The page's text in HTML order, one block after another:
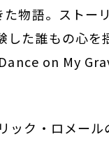
物語。ストー
した誰もの心を
on My
ック・ロメール